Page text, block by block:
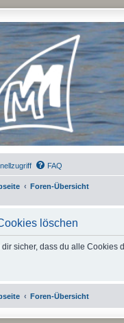
Magic Forum
FAQ
Foren-Übersicht
löschen
dir sicher, dass du alle Cookies
Foren-Übersicht